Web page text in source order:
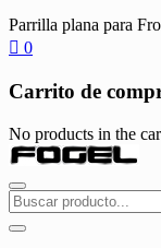
Parrilla plana para
0
Carrito de
No products in the